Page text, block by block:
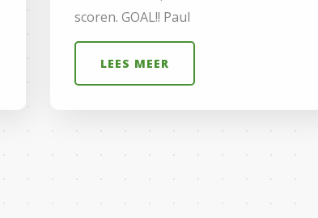
scoren. GOAL!! Paul
LEES MEER